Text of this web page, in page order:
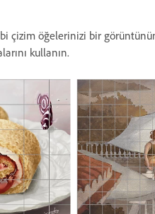
çizim öğelerinizi bir
kullanın.